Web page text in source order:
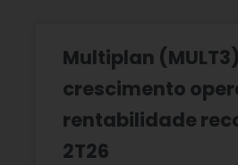
Multiplan
crescimento
rentabilidade
2T26